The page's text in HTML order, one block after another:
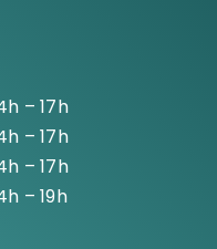
– 17h
– 17h
– 17h
– 19h